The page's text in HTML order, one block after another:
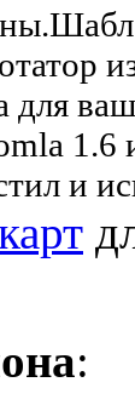
для
1.6
и
: